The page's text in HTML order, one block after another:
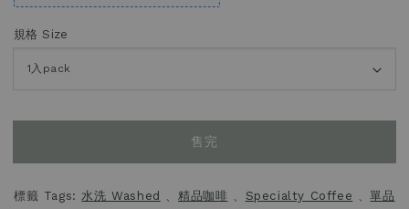
規格 Size
售完
標籤 Tags:水洗 Washed 、精品咖啡 、 Specialty Coffee 、單品